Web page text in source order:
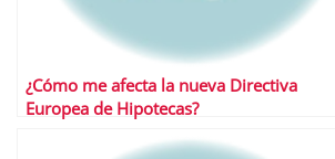
¿Cómo me afecta la nueva Directiva
Europea de Hipotecas?